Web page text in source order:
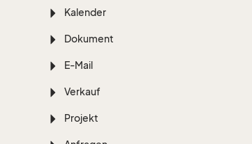
Kalender
Dokument
E-Mail
Verkauf
Projekt